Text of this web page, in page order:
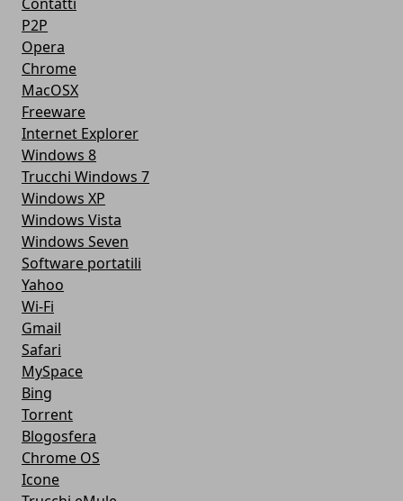
P2P
Opera
Chrome
MacOSX
Freeware
Internet Explorer
Windows 8
Trucchi Windows 7
Windows XP
Windows Vista
Windows Seven
Software portatili
Yahoo
Wi-Fi
Gmail
Safari
MySpace
Bing
Torrent
Blogosfera
Chrome OS
Icone